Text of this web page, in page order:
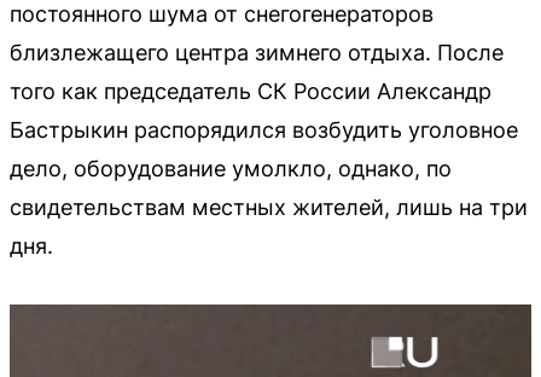
постоянного шума от снегогенераторов
близлежащего центра зимнего отдыха. После
того как председатель СК России Александр
Бастрыкин распорядился возбудить уголовное
дело, оборудование умолкло, однако, по
свидетельствам местных жителей, лишь на три
дня.